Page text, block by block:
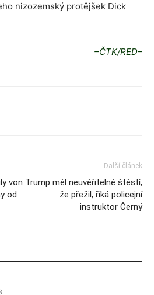
nizozemský protějšek Dick
–ČTK/RED–
von
od
Další článek
Trump měl neuvěřitelné štěstí,
že přežil, říká policejní
instruktor Černý